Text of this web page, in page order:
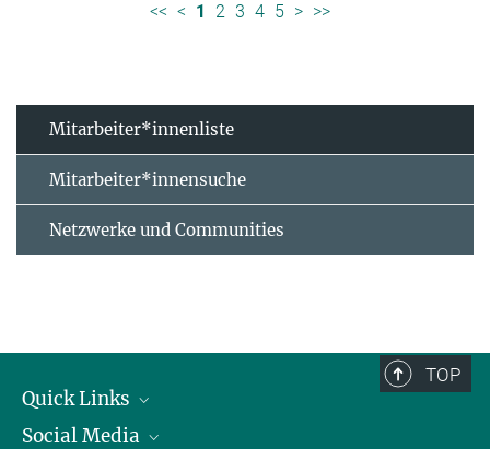
<< < 1 2 3 4 5 > >>
Mitarbeiter*innenliste
Mitarbeiter*innensuche
Netzwerke und Communities
TOP
Quick Links
Forschungsgruppen
Social Media